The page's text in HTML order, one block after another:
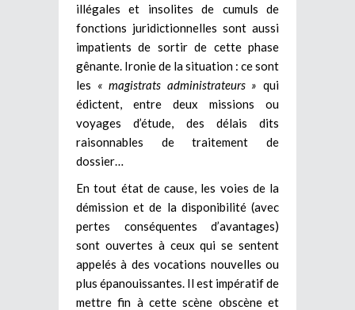
illégales et insolites de cumuls de
fonctions juridictionnelles sont aussi
impatients de sortir de cette phase
gênante. Ironie de la situation : ce sont
les « magistrats administrateurs » qui
édictent, entre deux missions ou
voyages d’étude, des délais dits
raisonnables de traitement de
dossier…
En tout état de cause, les voies de la
démission et de la disponibilité (avec
pertes conséquentes d’avantages)
sont ouvertes à ceux qui se sentent
appelés à des vocations nouvelles ou
plus épanouissantes. Il est impératif de
mettre fin à cette scène obscène et